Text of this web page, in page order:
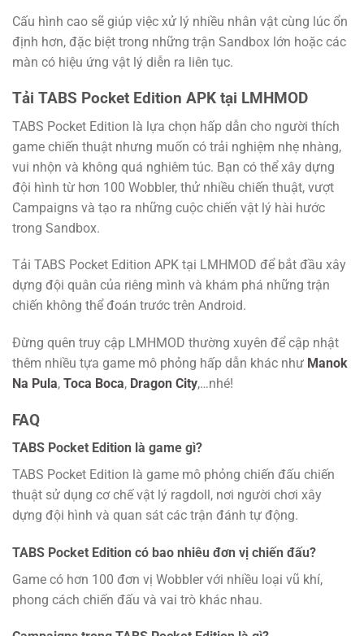
Cấu hình cao sẽ giúp việc xử lý nhiều nhân vật cùng lúc ổn
định hơn, đặc biệt trong những trận Sandbox lớn hoặc các
màn có hiệu ứng vật lý diễn ra liên tục.
Tải TABS Pocket Edition APK tại LMHMOD
TABS Pocket Edition là lựa chọn hấp dẫn cho người thích
game chiến thuật nhưng muốn có trải nghiệm nhẹ nhàng,
vui nhộn và không quá nghiêm túc. Bạn có thể xây dựng
đội hình từ hơn 100 Wobbler, thử nhiều chiến thuật, vượt
Campaigns và tạo ra những cuộc chiến vật lý hài hước
trong Sandbox.
Tải TABS Pocket Edition APK tại LMHMOD để bắt đầu xây
dựng đội quân của riêng mình và khám phá những trận
chiến không thể đoán trước trên Android.
Đừng quên truy cập LMHMOD thường xuyên để cập nhật
thêm nhiều tựa game mô phỏng hấp dẫn khác như Manok
Na Pula, Toca Boca, Dragon City,…nhé!
FAQ
TABS Pocket Edition là game gì?
TABS Pocket Edition là game mô phỏng chiến đấu chiến
thuật sử dụng cơ chế vật lý ragdoll, nơi người chơi xây
dựng đội hình và quan sát các trận đánh tự động.
TABS Pocket Edition có bao nhiêu đơn vị chiến đấu?
Game có hơn 100 đơn vị Wobbler với nhiều loại vũ khí,
phong cách chiến đấu và vai trò khác nhau.